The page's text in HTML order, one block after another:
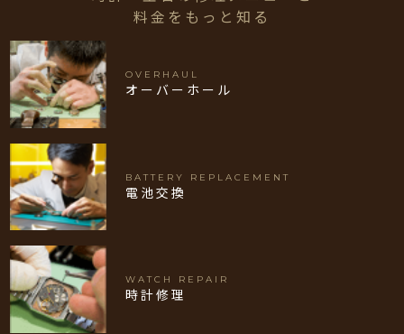
料金をもっと知る
OVERHAUL
オーバーホール
BATTERY REPLACEMENT
電池交換
WATCH REPAIR
時計修理